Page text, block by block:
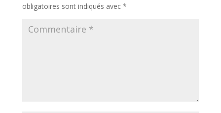
obligatoires sont indiqués avec *